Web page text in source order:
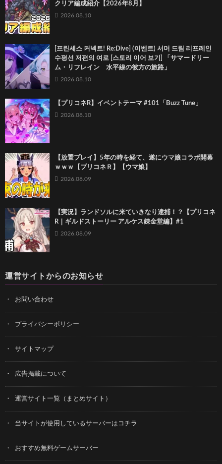
クリア編成紹介【2026年8月】
2026.08.10
[프린세스 커넥트! Re:Dive] (이벤트) 서머 드림 리프레인
수평선 저편의 여로 [스토리 이어 보기] 「サマードリー
ム・リフレイン 水平線の彼方の旅路」
2026.08.10
【プリコネR】イベントテーマ #101「Buzz Tune」
2026.08.10
【放置プレイ】5年の時を経て、遂にウマ娘コラボ開幕
ｗｗｗ【プリコネＲ】【ウマ娘】
2026.08.09
【実況】ランドソルに来ていきなり逮捕！？【プリコネ
R｜ギルドストーリー アルケス錬金堂編】#1
2026.08.09
運営サイトからのお知らせ
お問い合わせ
プライバシーポリシー
サイトマップ
広告掲載について
運営サイト一覧（まとめサイト）
当サイトが使用しているサーバーはコチラ
おすすめ無料ゲームサーバー